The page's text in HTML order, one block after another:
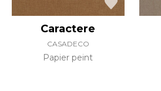
Caractere
CASADECO
Papier peint